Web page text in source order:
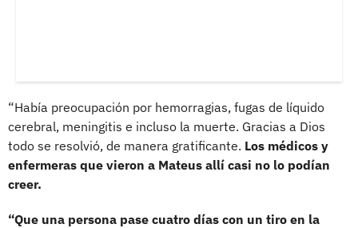
“Había preocupación por hemorragias, fugas de líquido
cerebral, meningitis e incluso la muerte. Gracias a Dios
todo se resolvió, de manera gratificante. Los médicos y
enfermeras que vieron a Mateus allí casi no lo podían
creer.
“Que una persona pase cuatro días con un tiro en la